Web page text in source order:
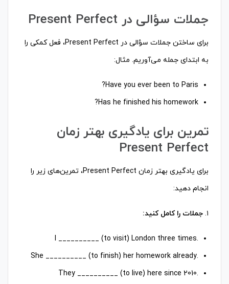
جملات سؤالی در Present Perfect
برای ساختن جملات سؤالی در Present Perfect، فعل کمکی را
به ابتدای جمله می‌آوریم. مثال:
Have you ever been to Paris?
Has he finished his homework?
تمرین برای یادگیری بهتر زمان
Present Perfect
برای یادگیری بهتر زمان Present Perfect، تمرین‌های زیر را
انجام دهید:
۱. جملات را کامل کنید:
.I __________ (to visit) London three times
.She __________ (to finish) her homework already
.They __________ (to live) here since 2010